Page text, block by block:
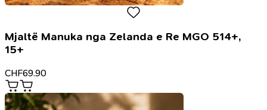
Mjaltë Manuka nga Zelanda e Re MGO 514+,
15+
CHF69.90